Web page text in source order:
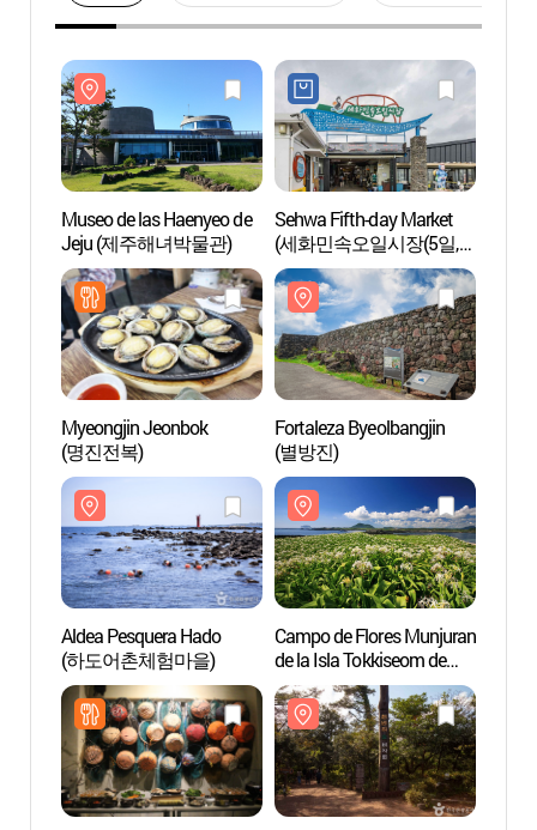
Museo de las Haenyeo de
Jeju (제주해녀박물관)
Sehwa Fifth-day Market
(세화민속오일시장(5일,
0일)
Myeongjin Jeonbok
(명진전복)
Fortaleza Byeolbangjin
(별방진)
Aldea Pesquera Hado
(하도어촌체험마을)
Campo de Flores Munjuran
de la Isla Tokkiseom de
Jeju (제주 토끼섬 문주란
자생지)